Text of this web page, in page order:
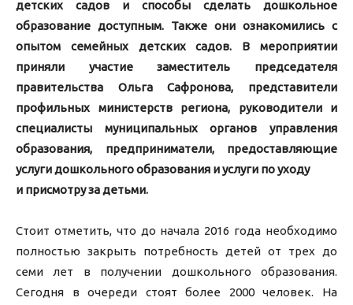
детских садов и способы сделать дошкольное
образование доступным. Также они ознакомились с
опытом семейных детских садов. В мероприятии
приняли участие заместитель председателя
правительства Ольга Сафронова, представители
профильных министерств региона, руководители и
специалисты муниципальных органов управления
образования, предприниматели, предоставляющие
услуги дошкольного образования и услуги по уходу
и присмотру за детьми.
Стоит отметить, что до начала 2016 года необходимо
полностью закрыть потребность детей от трех до
семи лет в получении дошкольного образования.
Сегодня в очереди стоят более 2000 человек. На